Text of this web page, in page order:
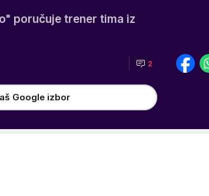
poručuje trener tima iz
2
Google izbor